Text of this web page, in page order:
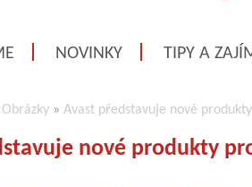
NOVINKY TIPY A
Obrázky » Avast představuje nové
nové produkty